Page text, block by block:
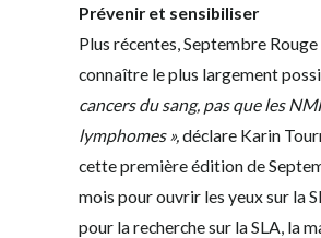
Prévenir et sensibiliser
Plus récentes, Septembre
connaître le plus largement
cancers du sang, pas que les
lymphomes »,déclare Karin
cette première édition de
mois pour ouvrir les yeux sur la
pour la recherche sur la SLA, la